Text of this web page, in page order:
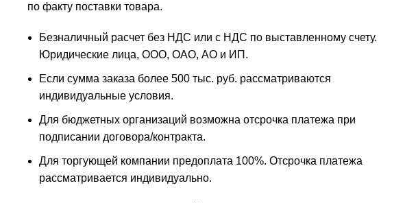
по факту поставки товара.
Безналичный расчет без НДС или с НДС по выставленному счету.
Юридические лица, ООО, ОАО, АО и ИП.
Если сумма заказа более 500 тыс. руб. рассматриваются
индивидуальные условия.
Для бюджетных организаций возможна отсрочка платежа при
подписании договора/контракта.
Для торгующей компании предоплата 100%. Отсрочка платежа
рассматривается индивидуально.